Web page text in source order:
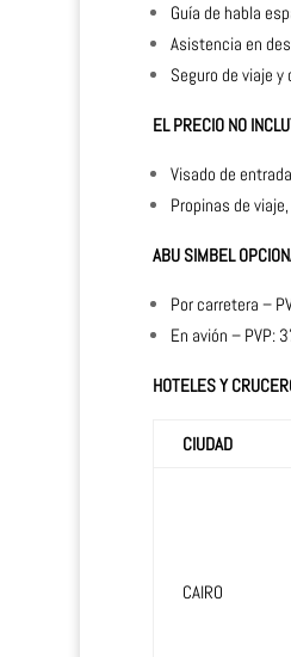
Guía de habla
Asistencia en
Seguro de viaje
EL PRECIO NO
Visado de
Propinas de
ABU SIMBEL
Por carretera –
En avión – PVP:
HOTELES Y
CIUDAD
CAIRO